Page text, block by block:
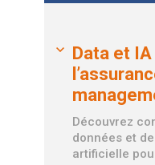
Data et
Découvrez
données et
artificielle